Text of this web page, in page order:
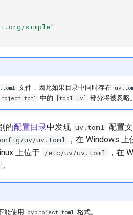
simple"
文件，因此如果目录中同时存在
中的 [tool.uv] 部分将被忽略。
的配置目录中发现 uv.toml
配置
uv/uv.toml ，在 Windows 上
上位于 /etc/uv/uv.toml ，在
。
能使用 pyproject.toml 格式。